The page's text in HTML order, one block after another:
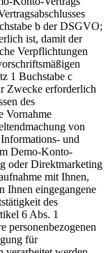
b der DSGVO;
ist, damit der
Verpflichtungen
1 Buchstabe c
Zwecke erforderlich
des
Vornahme
von
und
Demo-Konto-
oder Direktmarketing
mit Ihnen,
Ihnen eingegangene
des
6 Abs. 1
personenbezogenen
für